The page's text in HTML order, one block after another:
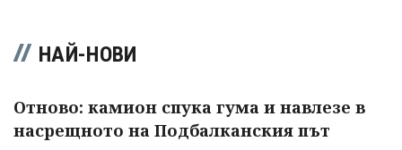
НАЙ-НОВИ
Отново: камион спука гума и навлезе в
насрещното на Подбалканския път